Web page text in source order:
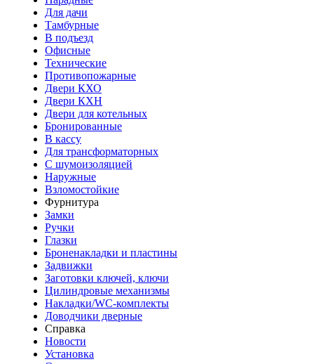
Для дачи
Тамбурные
В подъезд
Офисные
Технические
Противопожарные
Двери КХО
Двери КХН
Двери для котельных
Бронированные
В кассу
Для трансформаторных
С шумоизоляцией
Наружные
Взломостойкие
Фурнитура
Замки
Ручки
Глазки
Броненакладки и пластины
Задвижки
Заготовки ключей, ключи
Цилиндровые механизмы
Накладки/WC-комплекты
Доводчики дверные
Справка
Новости
Установка